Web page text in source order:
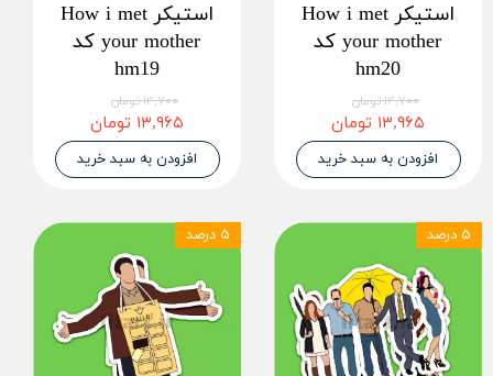
استیکر How i met
your mother کد
hm20
۱۴,۷۰۰ تومان
۱۳,۹۶۵ تومان
افزودن به سبد خرید
استیکر How i met
your mother کد
hm19
۱۴,۷۰۰ تومان
۱۳,۹۶۵ تومان
افزودن به سبد خرید
۵ درصد ۵ درصد